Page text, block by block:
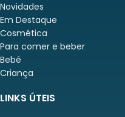
Novidades
Em Destaque
Cosmética
Para comer e beber
Bebé
Criança
LINKS ÚTEIS